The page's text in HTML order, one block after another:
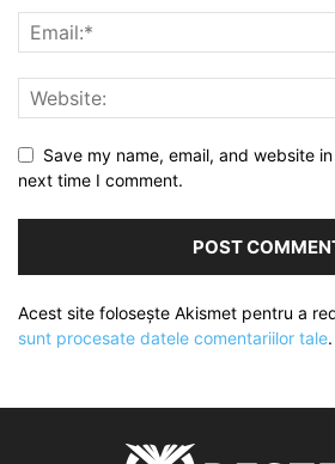
Save my name, email, and website
next time I comment.
Acest site folosește Akismet pentru a
sunt procesate datele comentariilor tale.